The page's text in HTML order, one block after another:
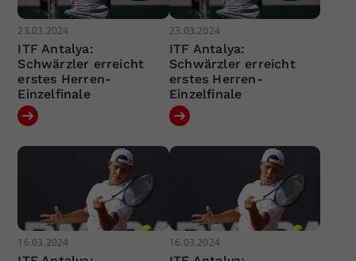
23.03.2024
ITF Antalya:
Schwärzler erreicht
erstes Herren-
Einzelfinale
23.03.2024
ITF Antalya:
Schwärzler erreicht
erstes Herren-
Einzelfinale
16.03.2024 16.03.2024